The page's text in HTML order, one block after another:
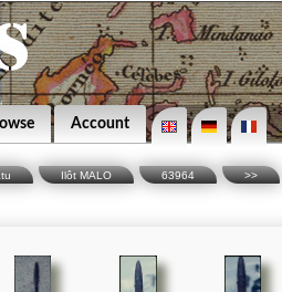
Account
Ilôt MALO 63964 >>